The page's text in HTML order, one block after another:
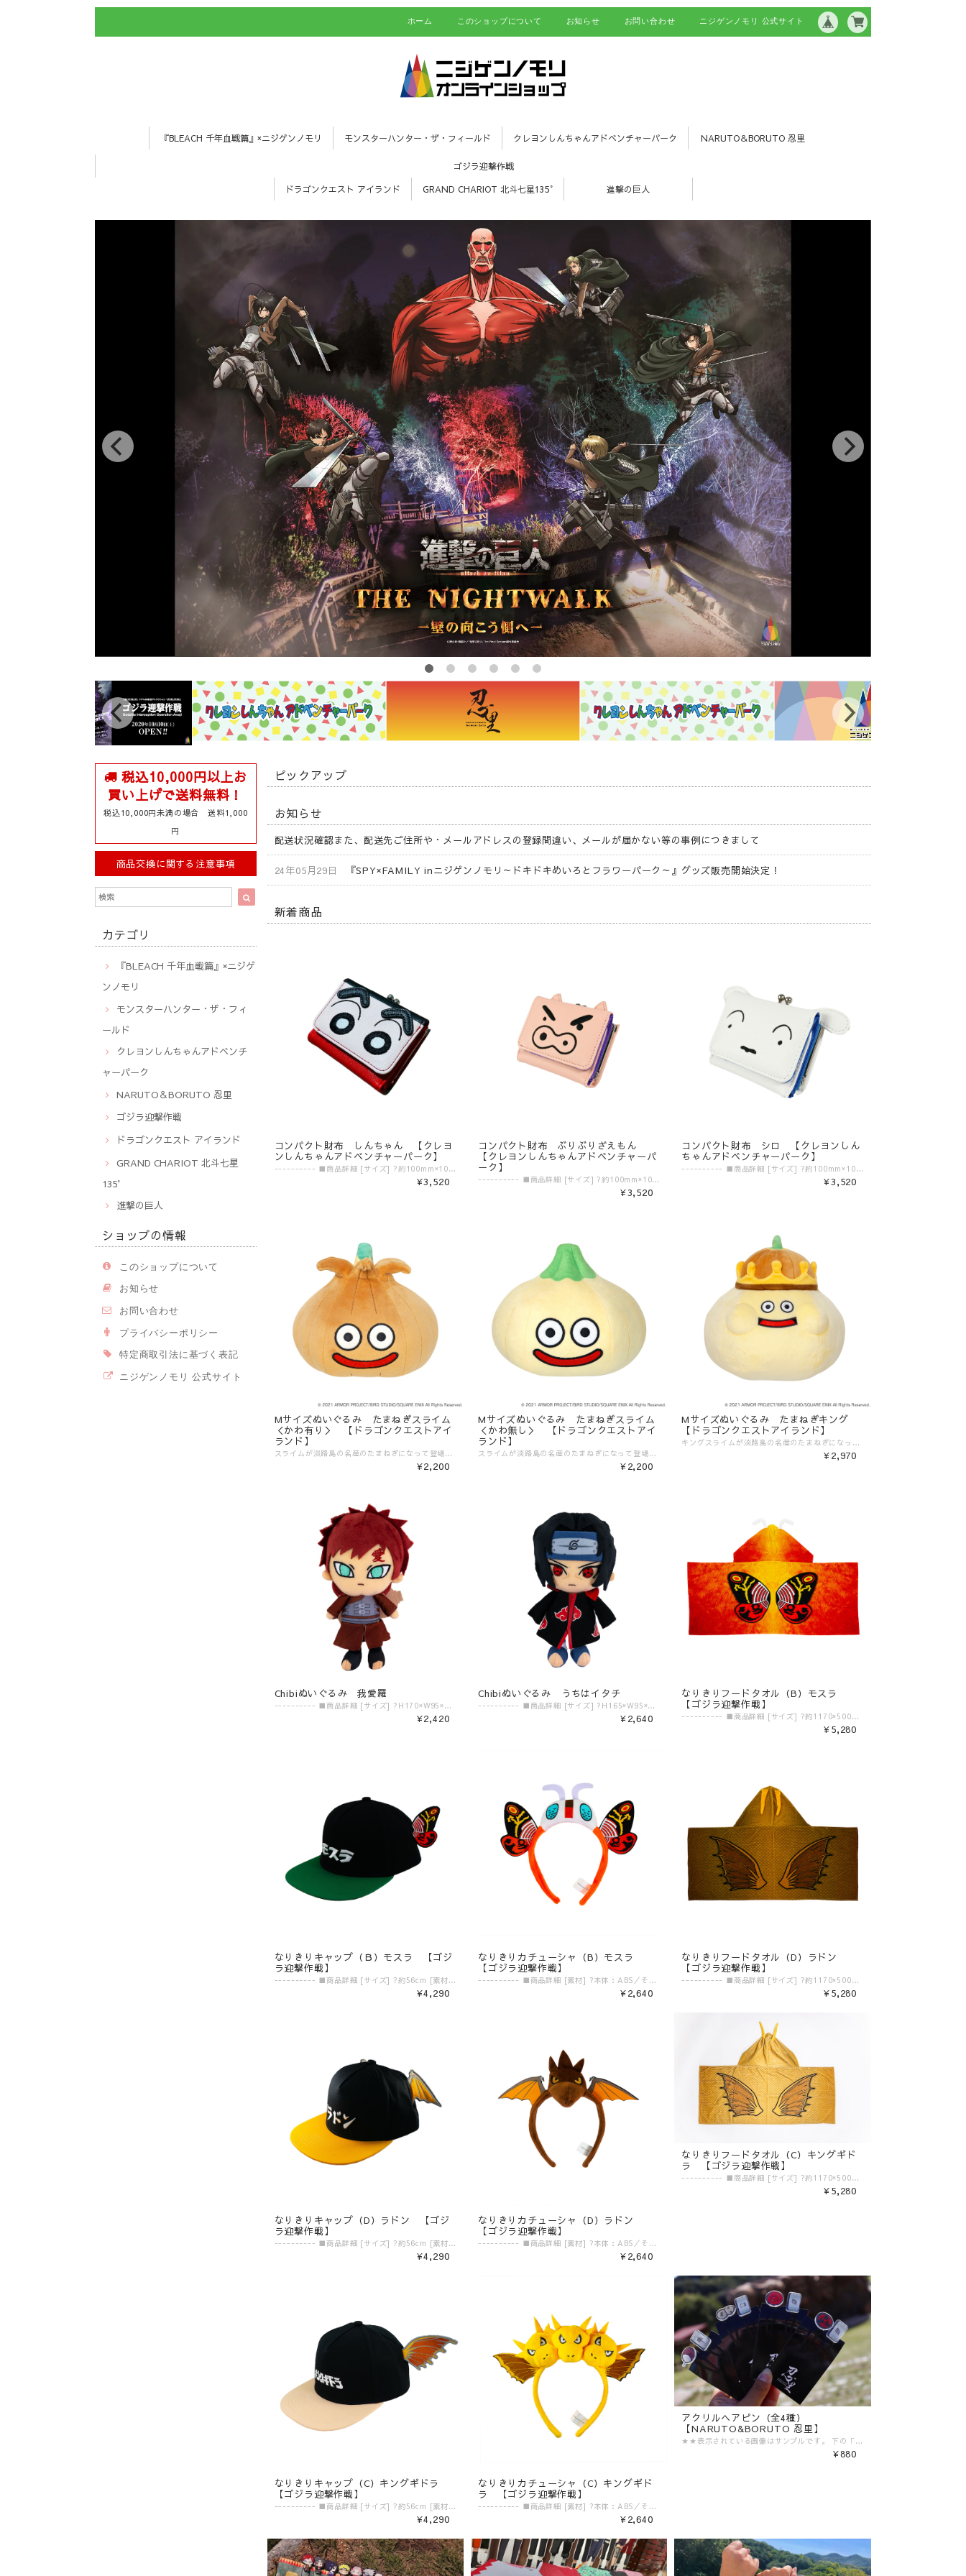
ホーム このショップについて お知らせ お問い合わせ ニジゲンノモリ 公式サイト
『BLEACH 千年血戦篇』×ニジゲンノモリ モンスターハンター・ザ・フィールド クレヨンしんちゃんアドベンチャーパーク NARUTO＆BORUTO 忍里
ゴジラ迎撃作戦
ドラゴンクエスト アイランド
GRAND CHARIOT 北斗七星135° 進撃の巨人
税込10,000円以上お
買い上げで送料無料！
税込10,000円未満の場合 送料1,000
円
商品交換に関する注意事項
カテゴリ
『BLEACH 千年血戦篇』×ニジゲ
ンノモリ
モンスターハンター・ザ・フィ
ールド
クレヨンしんちゃんアドベンチ
ャーパーク
NARUTO＆BORUTO 忍里
ゴジラ迎撃作戦
ドラゴンクエスト アイランド
GRAND CHARIOT 北斗七星
135°
進撃の巨人
ショップの情報
このショップについて
お知らせ
お問い合わせ
プライバシーポリシー
特定商取引法に基づく表記
ニジゲンノモリ 公式サイト
ピックアップ
お知らせ
配送状況確認また、配送先ご住所や・メールアドレスの登録間違い、メールが届かない等の事例につきまして
24年05月29日 『SPY×FAMILY inニジゲンノモリ～ドキドキめいろとフラワーパーク～』グッズ販売開始決定！
新着商品
コンパクト財布 しんちゃん 【クレヨ
ンしんちゃんアドベンチャーパーク】
---------- ■商品詳細 [サイズ] ?約100mm×100mm×30mm [素材] ?PU合皮 ---------- ▼ご購入前にご確認ください。▼ ‾‾‾‾‾‾‾‾‾‾‾‾‾‾‾ 〈発送目安〉 ご注文日より5日〜10日 （コンビニ決済/銀行振込の場合はご入金の確認日から5〜10日程度が発送目安となります） ※発送目安の期間内における発送日の個別のお問い合わせにはお応え致しかねます。 ※異なる注文IDの商品を一括で梱包・発送することは対応いたしかねます。ご了承ください。 ※配送業者のご指定は受けたまわっておりません。 ※配送日時のご希望に関しましては可能な範囲で対応させていただきます。ご注文状況に応じて対応ができない場合もごさいますので予めご了承ください。 ご注文時の備考欄に「日付指定希望」「ご希望の日時」をご記載ください。 ※商品発送後の住所変更は行っておりません。ご自身配送業者へご連絡をお願いいたします。 ※プレゼント梱包やラッピングは行っておりません。 〈注意事項〉 ※表示価格は税込みです。 ※商品画像はイメージです。実際の商品の色・デザインとは異なる場合がございます。 ※商品価格・デザイン・仕様・発送日など諸般の事情により、予告なく変更・延期・中止する場合がございます。 ※ご注文後、お客様のご都合によるキャンセル・交換はお受けいたしかねます。 ※在庫に関するお問い合わせ（現在の在庫数や入荷予定等）にはご対応いたしかねます。 ※商品のお届け先は日本国内のみです。 ※商品の第三者への転売やオークションでの出品・転売を固く禁止致します。転売等のトラブルに関しては、一切責任は負いかねます。 〈商品返品・交換について〉 ※不良品・ご注文商品と異なる商品が届いた場合は、商品到着後7日以内に、「お問い合わせフォーム」よりご連絡下さい。 弊社基準による良品、又は代替品との交換、在庫切れ等弊社が応じられない場合は、相当金額を返金いたします。返送、再送にかかる送料は、弊社が負担いたします。 ※原則として、お客様のご都合による購入商品の返品・交換はお受けできません。 ※初期不良に伴う交換は原則未使用に限り、商品ご到着から7日までとさせていただきます。また、ご到着後7日以内であっても、使用感の認められる商品についての交換はできかねます。ブラインド商品など、開封しないと状態がわからない商品に関しては、画像をお送りいただき判断させていただきます。 ※大量生産による若干の個体差（製品イメージを大きく損なわない程度の塗装ムラ・微細なキズ・縫製など）に関しましては交換対象外となります。 ※外袋、外箱につきましては、商品の梱包材となりますため、本体に影響を及ぼすような凹み、破損を除き、汚れや傷などでの交換は出来かねます。 ※交換対応につきましては、お客様の主観では無く、弊社にて不良の判断を行なうものであることをご理解ください。
¥3,520
コンパクト財布 ぶりぶりざえもん
【クレヨンしんちゃんアドベンチャーパ
ーク】
---------- ■商品詳細 [サイズ] ?約100mm×100mm×30mm [素材] ?PU合皮 ---------- ▼ご購入前にご確認ください。▼ ‾‾‾‾‾‾‾‾‾‾‾‾‾‾‾ 〈発送目安〉 ご注文日より5日〜10日 （コンビニ決済/銀行振込の場合はご入金の確認日から5〜10日程度が発送目安となります） ※発送目安の期間内における発送日の個別のお問い合わせにはお応え致しかねます。 ※異なる注文IDの商品を一括で梱包・発送することは対応いたしかねます。ご了承ください。 ※配送業者のご指定は受けたまわっておりません。 ※配送日時のご希望に関しましては可能な範囲で対応させていただきます。ご注文状況に応じて対応ができない場合もごさいますので予めご了承ください。 ご注文時の備考欄に「日付指定希望」「ご希望の日時」をご記載ください。 ※商品発送後の住所変更は行っておりません。ご自身配送業者へご連絡をお願いいたします。 ※プレゼント梱包やラッピングは行っておりません。 〈注意事項〉 ※表示価格は税込みです。 ※商品画像はイメージです。実際の商品の色・デザインとは異なる場合がございます。 ※商品価格・デザイン・仕様・発送日など諸般の事情により、予告なく変更・延期・中止する場合がございます。 ※ご注文後、お客様のご都合によるキャンセル・交換はお受けいたしかねます。 ※在庫に関するお問い合わせ（現在の在庫数や入荷予定等）にはご対応いたしかねます。 ※商品のお届け先は日本国内のみです。 ※商品の第三者への転売やオークションでの出品・転売を固く禁止致します。転売等のトラブルに関しては、一切責任は負いかねます。 〈商品返品・交換について〉 ※不良品・ご注文商品と異なる商品が届いた場合は、商品到着後7日以内に、「お問い合わせフォーム」よりご連絡下さい。 弊社基準による良品、又は代替品との交換、在庫切れ等弊社が応じられない場合は、相当金額を返金いたします。返送、再送にかかる送料は、弊社が負担いたします。 ※原則として、お客様のご都合による購入商品の返品・交換はお受けできません。 ※初期不良に伴う交換は原則未使用に限り、商品ご到着から7日までとさせていただきます。また、ご到着後7日以内であっても、使用感の認められる商品についての交換はできかねます。ブラインド商品など、開封しないと状態がわからない商品に関しては、画像をお送りいただき判断させていただきます。 ※大量生産による若干の個体差（製品イメージを大きく損なわない程度の塗装ムラ・微細なキズ・縫製など）に関しましては交換対象外となります。 ※外袋、外箱につきましては、商品の梱包材となりますため、本体に影響を及ぼすような凹み、破損を除き、汚れや傷などでの交換は出来かねます。 ※交換対応につきましては、お客様の主観では無く、弊社にて不良の判断を行なうものであることをご理解ください。
¥3,520
コンパクト財布 シロ 【クレヨンしん
ちゃんアドベンチャーパーク】
---------- ■商品詳細 [サイズ] ?約100mm×100mm×30mm [素材] ?PU合皮 ---------- ▼ご購入前にご確認ください。▼ ‾‾‾‾‾‾‾‾‾‾‾‾‾‾‾ 〈発送目安〉 ご注文日より5日〜10日 （コンビニ決済/銀行振込の場合はご入金の確認日から5〜10日程度が発送目安となります） ※発送目安の期間内における発送日の個別のお問い合わせにはお応え致しかねます。 ※異なる注文IDの商品を一括で梱包・発送することは対応いたしかねます。ご了承ください。 ※配送業者のご指定は受けたまわっておりません。 ※配送日時のご希望に関しましては可能な範囲で対応させていただきます。ご注文状況に応じて対応ができない場合もごさいますので予めご了承ください。 ご注文時の備考欄に「日付指定希望」「ご希望の日時」をご記載ください。 ※商品発送後の住所変更は行っておりません。ご自身配送業者へご連絡をお願いいたします。 ※プレゼント梱包やラッピングは行っておりません。 〈注意事項〉 ※表示価格は税込みです。 ※商品画像はイメージです。実際の商品の色・デザインとは異なる場合がございます。 ※商品価格・デザイン・仕様・発送日など諸般の事情により、予告なく変更・延期・中止する場合がございます。 ※ご注文後、お客様のご都合によるキャンセル・交換はお受けいたしかねます。 ※在庫に関するお問い合わせ（現在の在庫数や入荷予定等）にはご対応いたしかねます。 ※商品のお届け先は日本国内のみです。 ※商品の第三者への転売やオークションでの出品・転売を固く禁止致します。転売等のトラブルに関しては、一切責任は負いかねます。 〈商品返品・交換について〉 ※不良品・ご注文商品と異なる商品が届いた場合は、商品到着後7日以内に、「お問い合わせフォーム」よりご連絡下さい。 弊社基準による良品、又は代替品との交換、在庫切れ等弊社が応じられない場合は、相当金額を返金いたします。返送、再送にかかる送料は、弊社が負担いたします。 ※原則として、お客様のご都合による購入商品の返品・交換はお受けできません。 ※初期不良に伴う交換は原則未使用に限り、商品ご到着から7日までとさせていただきます。また、ご到着後7日以内であっても、使用感の認められる商品についての交換はできかねます。ブラインド商品など、開封しないと状態がわからない商品に関しては、画像をお送りいただき判断させていただきます。 ※大量生産による若干の個体差（製品イメージを大きく損なわない程度の塗装ムラ・微細なキズ・縫製など）に関しましては交換対象外となります。 ※外袋、外箱につきましては、商品の梱包材となりますため、本体に影響を及ぼすような凹み、破損を除き、汚れや傷などでの交換は出来かねます。 ※交換対応につきましては、お客様の主観では無く、弊社にて不良の判断を行なうものであることをご理解ください。
¥3,520
Mサイズぬいぐるみ たまねぎスライム
＜かわ有り＞ 【ドラゴンクエストアイ
ランド】
スライムが淡路島の名産のたまねぎになって登場！？ 兵庫県立淡路島公園アニメパーク「ニジゲンノモリ」で開催される「ドラゴンクエスト」の世界を再現したフィールドRPGアトラクション『ドラゴンクエスト アイランド』に登場するオリジナルモンスター「たまねぎスライム」です。 ＜かわ有り＞デザインで、芽が飛び出しているユニークな仕様になっています。 ---------- ■商品詳細 [サイズ] ?幅約160㎜×奥行約140㎜×高さ約140㎜ [素材] ?ポリエステル [発売元] ?（株）スクウェア・エニックス ---------- ▼ご購入前にご確認ください。▼ ‾‾‾‾‾‾‾‾‾‾‾‾‾‾‾ 〈発送目安〉 ご注文日より5日〜10日 （コンビニ決済/銀行振込の場合はご入金の確認日から5〜10日程度が発送目安となります） ※発送目安の期間内における発送日の個別のお問い合わせにはお応え致しかねます。 ※異なる注文IDの商品を一括で梱包・発送することは対応いたしかねます。ご了承ください。 ※配送業者のご指定は受けたまわっておりません。 ※配送日時のご希望に関しましては可能な範囲で対応させていただきます。ご注文状況に応じて対応ができない場合もごさいますので予めご了承ください。 ご注文時の備考欄に「日付指定希望」「ご希望の日時」をご記載ください。 ※商品発送後の住所変更は行っておりません。ご自身配送業者へご連絡をお願いいたします。 ※プレゼント梱包やラッピングは行っておりません。 〈注意事項〉 ※表示価格は税込みです。 ※商品画像はイメージです。実際の商品の色・デザインとは異なる場合がございます。 ※商品価格・デザイン・仕様・発送日など諸般の事情により、予告なく変更・延期・中止する場合がございます。 ※ご注文後、お客様のご都合によるキャンセル・交換はお受けいたしかねます。 ※在庫に関するお問い合わせ（現在の在庫数や入荷予定等）にはご対応いたしかねます。 ※商品のお届け先は日本国内のみです。 ※商品の第三者への転売やオークションでの出品・転売を固く禁止致します。転売等のトラブルに関しては、一切責任は負いかねます。 〈商品返品・交換について〉 ※不良品・ご注文商品と異なる商品が届いた場合は、商品到着後7日以内に、「お問い合わせフォーム」よりご連絡下さい。 弊社基準による良品、又は代替品との交換、在庫切れ等弊社が応じられない場合は、相当金額を返金いたします。返送、再送にかかる送料は、弊社が負担いたします。 ※原則として、お客様のご都合による購入商品の返品・交換はお受けできません。 ※初期不良に伴う交換は原則未使用に限り、商品ご到着から7日までとさせていただきます。また、ご到着後7日以内であっても、使用感の認められる商品についての交換はできかねます。ブラインド商品など、開封しないと状態がわからない商品に関しては、画像をお送りいただき判断させていただきます。 ※大量生産による若干の個体差（製品イメージを大きく損なわない程度の塗装ムラ・微細なキズ・縫製など）に関しましては交換対象外となります。 ※外袋、外箱につきましては、商品の梱包材となりますため、本体に影響を及ぼすような凹み、破損を除き、汚れや傷などでの交換は出来かねます。 ※交換対応につきましては、お客様の主観では無く、弊社にて不良の判断を行なうものであることをご理解ください。
¥2,200
Mサイズぬいぐるみ たまねぎスライム
＜かわ無し＞ 【ドラゴンクエストアイ
ランド】
スライムが淡路島の名産のたまねぎになって登場！？ 兵庫県立淡路島公園アニメパーク「ニジゲンノモリ」で開催される「ドラゴンクエスト」の世界を再現したフィールドRPGアトラクション『ドラゴンクエスト アイランド』に登場するオリジナルモンスター「たまねぎスライム」です。 ＜かわ無し＞デザインで、たまねぎのスジを刺繍で表現した細かい作りのぬいぐるみになっています。 ●製品サイズ：幅約160㎜×奥行約:140㎜×高さ140㎜ ●使用素材：ポリエステル ▼ご購入前にご確認ください。▼ ‾‾‾‾‾‾‾‾‾‾‾‾‾‾‾ 〈発送目安〉 ご注文日より5日〜10日 （コンビニ決済/銀行振込の場合はご入金の確認日から5〜10日程度が発送目安となります） ※発送目安の期間内における発送日の個別のお問い合わせにはお応え致しかねます。 ※異なる注文IDの商品を一括で梱包・発送することは対応いたしかねます。ご了承ください。 ※配送業者のご指定は受けたまわっておりません。 ※配送日時のご希望に関しましては可能な範囲で対応させていただきます。ご注文状況に応じて対応ができない場合もごさいますので予めご了承ください。 ご注文時の備考欄に「日付指定希望」「ご希望の日時」をご記載ください。 ※商品発送後の住所変更は行っておりません。ご自身配送業者へご連絡をお願いいたします。 ※プレゼント梱包やラッピングは行っておりません。 〈注意事項〉 ※表示価格は税込みです。 ※商品画像はイメージです。実際の商品の色・デザインとは異なる場合がございます。 ※商品価格・デザイン・仕様・発送日など諸般の事情により、予告なく変更・延期・中止する場合がございます。 ※ご注文後、お客様のご都合によるキャンセル・交換はお受けいたしかねます。 ※在庫に関するお問い合わせ（現在の在庫数や入荷予定等）にはご対応いたしかねます。 ※商品のお届け先は日本国内のみです。 ※商品の第三者への転売やオークションでの出品・転売を固く禁止致します。転売等のトラブルに関しては、一切責任は負いかねます。 〈商品返品・交換について〉 ※不良品・ご注文商品と異なる商品が届いた場合は、商品到着後7日以内に、「お問い合わせフォーム」よりご連絡下さい。 弊社基準による良品、又は代替品との交換、在庫切れ等弊社が応じられない場合は、相当金額を返金いたします。返送、再送にかかる送料は、弊社が負担いたします。 ※原則として、お客様のご都合による購入商品の返品・交換はお受けできません。 ※初期不良に伴う交換は原則未使用に限り、商品ご到着から7日までとさせていただきます。また、ご到着後7日以内であっても、使用感の認められる商品についての交換はできかねます。ブラインド商品など、開封しないと状態がわからない商品に関しては、画像をお送りいただき判断させていただきます。 ※大量生産による若干の個体差（製品イメージを大きく損なわない程度の塗装ムラ・微細なキズ・縫製など）に関しましては交換対象外となります。 ※外袋、外箱につきましては、商品の梱包材となりますため、本体に影響を及ぼすような凹み、破損を除き、汚れや傷などでの交換は出来かねます。 ※交換対応につきましては、お客様の主観では無く、弊社にて不良の判断を行なうものであることをご理解ください。
¥2,200
Mサイズぬいぐるみ たまねぎキング
【ドラゴンクエストアイランド】
キングスライムが淡路島の名産のたまねぎになって登場！？ 兵庫県立淡路島公園アニメパーク「ニジゲンノモリ」で開催される「ドラゴンクエスト」の世界を再現したフィールドRPGアトラクション『ドラゴンクエスト アイランド』に登場するオリジナルモンスター「たまねぎキング」です。 王冠までたまねぎになったユニークなデザインです。 ---------- ■商品詳細 [サイズ] ?幅約210㎜×奥行約190㎜×高さ約200㎜ [素材] ?ポリエステル [発売元] ?（株）スクウェア・エニックス ---------- ▼ご購入前にご確認ください。▼ ‾‾‾‾‾‾‾‾‾‾‾‾‾‾‾ 〈発送目安〉 ご注文日より5日〜10日 （コンビニ決済/銀行振込の場合はご入金の確認日から5〜10日程度が発送目安となります） ※発送目安の期間内における発送日の個別のお問い合わせにはお応え致しかねます。 ※異なる注文IDの商品を一括で梱包・発送することは対応いたしかねます。ご了承ください。 ※配送業者のご指定は受けたまわっておりません。 ※配送日時のご希望に関しましては可能な範囲で対応させていただきます。ご注文状況に応じて対応ができない場合もごさいますので予めご了承ください。 ご注文時の備考欄に「日付指定希望」「ご希望の日時」をご記載ください。 ※商品発送後の住所変更は行っておりません。ご自身配送業者へご連絡をお願いいたします。 ※プレゼント梱包やラッピングは行っておりません。 〈注意事項〉 ※表示価格は税込みです。 ※商品画像はイメージです。実際の商品の色・デザインとは異なる場合がございます。 ※商品価格・デザイン・仕様・発送日など諸般の事情により、予告なく変更・延期・中止する場合がございます。 ※ご注文後、お客様のご都合によるキャンセル・交換はお受けいたしかねます。 ※在庫に関するお問い合わせ（現在の在庫数や入荷予定等）にはご対応いたしかねます。 ※商品のお届け先は日本国内のみです。 ※商品の第三者への転売やオークションでの出品・転売を固く禁止致します。転売等のトラブルに関しては、一切責任は負いかねます。 〈商品返品・交換について〉 ※不良品・ご注文商品と異なる商品が届いた場合は、商品到着後7日以内に、「お問い合わせフォーム」よりご連絡下さい。 弊社基準による良品、又は代替品との交換、在庫切れ等弊社が応じられない場合は、相当金額を返金いたします。返送、再送にかかる送料は、弊社が負担いたします。 ※原則として、お客様のご都合による購入商品の返品・交換はお受けできません。 ※初期不良に伴う交換は原則未使用に限り、商品ご到着から7日までとさせていただきます。また、ご到着後7日以内であっても、使用感の認められる商品についての交換はできかねます。ブラインド商品など、開封しないと状態がわからない商品に関しては、画像をお送りいただき判断させていただきます。 ※大量生産による若干の個体差（製品イメージを大きく損なわない程度の塗装ムラ・微細なキズ・縫製など）に関しましては交換対象外となります。 ※外袋、外箱につきましては、商品の梱包材となりますため、本体に影響を及ぼすような凹み、破損を除き、汚れや傷などでの交換は出来かねます。 ※交換対応につきましては、お客様の主観では無く、弊社にて不良の判断を行なうものであることをご理解ください。
¥2,970
Chibiぬいぐるみ 我愛羅
---------- ■商品詳細 [サイズ] ?H170×W95×D80㎜ [素材] ?ポリエステル ---------- ★グッズ購入ノベルティ★ 【NARUTO＆BORUTO 忍里】コラボグッズを購入していただいた方限定、税込2,000円毎にオリジナルクリアポストカード（全5種）をランダムで1枚プレゼント！ 特典カードのデザインはこちら→https://shop.nijigennomori.com/blog/2023/11/20/064117 ※対象商品の合計金額が税込2,000円ごとに1枚ずつのお渡しです。 （税込2,000円→1枚、税込4,000円→2枚、・・・） ※別々のご注文の金額を合算して特典をお渡しすることはできません。 ※【NARUTO＆BORUTO 忍里】のコラボグッズのみ対象です。その他商品の金額は【NARUTO＆BORUTO 忍里】の特典対象には含まれませんのでお気をつけください。 ※送料は特典の対象金額に含まれません。 ※絵柄はお選びいただけません。また、ランダムの都合上、同じ絵柄が続けて出る場合がございます。 ※こちらの特典はご購入商品と一緒の箱に梱包してお届けいたします。 ▼ご購入前にご確認ください。▼ ‾‾‾‾‾‾‾‾‾‾‾‾‾‾‾ 〈発送目安〉 ご注文日より5日〜10日 （コンビニ決済/銀行振込の場合はご入金の確認日から5〜10日程度が発送目安となります） ※発送目安の期間内における発送日の個別のお問い合わせにはお応え致しかねます。 ※異なる注文IDの商品を一括で梱包・発送することは対応いたしかねます。ご了承ください。 ※配送業者のご指定は受けたまわっておりません。 ※配送日時のご希望に関しましては可能な範囲で対応させていただきます。ご注文状況に応じて対応ができない場合もごさいますので予めご了承ください。 ご注文時の備考欄に「日付指定希望」「ご希望の日時」をご記載ください。 ※商品発送後の住所変更は行っておりません。ご自身配送業者へご連絡をお願いいたします。 ※プレゼント梱包やラッピングは行っておりません。 〈注意事項〉 ※表示価格は税込みです。 ※商品画像はイメージです。実際の商品の色・デザインとは異なる場合がございます。 ※商品価格・デザイン・仕様・発送日など諸般の事情により、予告なく変更・延期・中止する場合がございます。 ※ご注文後、お客様のご都合によるキャンセル・交換はお受けいたしかねます。 ※在庫に関するお問い合わせ（現在の在庫数や入荷予定等）にはご対応いたしかねます。 ※商品のお届け先は日本国内のみです。 ※商品の第三者への転売やオークションでの出品・転売を固く禁止致します。転売等のトラブルに関しては、一切責任は負いかねます。 〈商品返品・交換について〉 ※不良品・ご注文商品と異なる商品が届いた場合は、商品到着後7日以内に、「お問い合わせフォーム」よりご連絡下さい。 弊社基準による良品、又は代替品との交換、在庫切れ等弊社が応じられない場合は、相当金額を返金いたします。返送、再送にかかる送料は、弊社が負担いたします。 ※原則として、お客様のご都合による購入商品の返品・交換はお受けできません。 ※初期不良に伴う交換は原則未使用に限り、商品ご到着から7日までとさせていただきます。また、ご到着後7日以内であっても、使用感の認められる商品についての交換はできかねます。ブラインド商品など、開封しないと状態がわからない商品に関しては、画像をお送りいただき判断させていただきます。 ※大量生産による若干の個体差（製品イメージを大きく損なわない程度の塗装ムラ・微細なキズ・縫製など）に関しましては交換対象外となります。 ※外袋、外箱につきましては、商品の梱包材となりますため、本体に影響を及ぼすような凹み、破損を除き、汚れや傷などでの交換は出来かねます。 ※交換対応につきましては、お客様の主観では無く、弊社にて不良の判断を行なうものであることをご理解ください。
¥2,420
Chibiぬいぐるみ うちはイタチ
---------- ■商品詳細 [サイズ] ?H165×W95×D80㎜ [素材] ?ポリエステル ---------- ★グッズ購入ノベルティ★ 【NARUTO＆BORUTO 忍里】コラボグッズを購入していただいた方限定、税込2,000円毎にオリジナルクリアポストカード（全5種）をランダムで1枚プレゼント！ 特典カードのデザインはこちら→https://shop.nijigennomori.com/blog/2023/11/20/064117 ※対象商品の合計金額が税込2,000円ごとに1枚ずつのお渡しです。 （税込2,000円→1枚、税込4,000円→2枚、・・・） ※別々のご注文の金額を合算して特典をお渡しすることはできません。 ※【NARUTO＆BORUTO 忍里】のコラボグッズのみ対象です。その他商品の金額は【NARUTO＆BORUTO 忍里】の特典対象には含まれませんのでお気をつけください。 ※送料は特典の対象金額に含まれません。 ※絵柄はお選びいただけません。また、ランダムの都合上、同じ絵柄が続けて出る場合がございます。 ※こちらの特典はご購入商品と一緒の箱に梱包してお届けいたします。 ▼ご購入前にご確認ください。▼ ‾‾‾‾‾‾‾‾‾‾‾‾‾‾‾ 〈発送目安〉 ご注文日より5日〜10日 （コンビニ決済/銀行振込の場合はご入金の確認日から5〜10日程度が発送目安となります） ※発送目安の期間内における発送日の個別のお問い合わせにはお応え致しかねます。 ※異なる注文IDの商品を一括で梱包・発送することは対応いたしかねます。ご了承ください。 ※配送業者のご指定は受けたまわっておりません。 ※配送日時のご希望に関しましては可能な範囲で対応させていただきます。ご注文状況に応じて対応ができない場合もごさいますので予めご了承ください。 ご注文時の備考欄に「日付指定希望」「ご希望の日時」をご記載ください。 ※商品発送後の住所変更は行っておりません。ご自身配送業者へご連絡をお願いいたします。 ※プレゼント梱包やラッピングは行っておりません。 〈注意事項〉 ※表示価格は税込みです。 ※商品画像はイメージです。実際の商品の色・デザインとは異なる場合がございます。 ※商品価格・デザイン・仕様・発送日など諸般の事情により、予告なく変更・延期・中止する場合がございます。 ※ご注文後、お客様のご都合によるキャンセル・交換はお受けいたしかねます。 ※在庫に関するお問い合わせ（現在の在庫数や入荷予定等）にはご対応いたしかねます。 ※商品のお届け先は日本国内のみです。 ※商品の第三者への転売やオークションでの出品・転売を固く禁止致します。転売等のトラブルに関しては、一切責任は負いかねます。 〈商品返品・交換について〉 ※不良品・ご注文商品と異なる商品が届いた場合は、商品到着後7日以内に、「お問い合わせフォーム」よりご連絡下さい。 弊社基準による良品、又は代替品との交換、在庫切れ等弊社が応じられない場合は、相当金額を返金いたします。返送、再送にかかる送料は、弊社が負担いたします。 ※原則として、お客様のご都合による購入商品の返品・交換はお受けできません。 ※初期不良に伴う交換は原則未使用に限り、商品ご到着から7日までとさせていただきます。また、ご到着後7日以内であっても、使用感の認められる商品についての交換はできかねます。ブラインド商品など、開封しないと状態がわからない商品に関しては、画像をお送りいただき判断させていただきます。 ※大量生産による若干の個体差（製品イメージを大きく損なわない程度の塗装ムラ・微細なキズ・縫製など）に関しましては交換対象外となります。 ※外袋、外箱につきましては、商品の梱包材となりますため、本体に影響を及ぼすような凹み、破損を除き、汚れや傷などでの交換は出来かねます。 ※交換対応につきましては、お客様の主観では無く、弊社にて不良の判断を行なうものであることをご理解ください。
¥2,640
なりきりフードタオル（B）モスラ
【ゴジラ迎撃作戦】
---------- ■商品詳細 [サイズ] ?約1170×500mm [素材] ?綿100％ ---------- ▼ご購入前にご確認ください。▼ ‾‾‾‾‾‾‾‾‾‾‾‾‾‾‾ 〈発送目安〉 ご注文日より5日〜10日 （コンビニ決済/銀行振込の場合はご入金の確認日から5〜10日程度が発送目安となります） ※発送目安の期間内における発送日の個別のお問い合わせにはお応え致しかねます。 ※異なる注文IDの商品を一括で梱包・発送することは対応いたしかねます。ご了承ください。 ※配送業者のご指定は受けたまわっておりません。 ※配送日時のご希望に関しましては可能な範囲で対応させていただきます。ご注文状況に応じて対応ができない場合もごさいますので予めご了承ください。 ご注文時の備考欄に「日付指定希望」「ご希望の日時」をご記載ください。 ※商品発送後の住所変更は行っておりません。ご自身配送業者へご連絡をお願いいたします。 ※プレゼント梱包やラッピングは行っておりません。 〈注意事項〉 ※表示価格は税込みです。 ※商品画像はイメージです。実際の商品の色・デザインとは異なる場合がございます。 ※商品価格・デザイン・仕様・発送日など諸般の事情により、予告なく変更・延期・中止する場合がございます。 ※ご注文後、お客様のご都合によるキャンセル・交換はお受けいたしかねます。 ※在庫に関するお問い合わせ（現在の在庫数や入荷予定等）にはご対応いたしかねます。 ※商品のお届け先は日本国内のみです。 ※商品の第三者への転売やオークションでの出品・転売を固く禁止致します。転売等のトラブルに関しては、一切責任は負いかねます。 〈商品返品・交換について〉 ※不良品・ご注文商品と異なる商品が届いた場合は、商品到着後7日以内に、「お問い合わせフォーム」よりご連絡下さい。 弊社基準による良品、又は代替品との交換、在庫切れ等弊社が応じられない場合は、相当金額を返金いたします。返送、再送にかかる送料は、弊社が負担いたします。 ※原則として、お客様のご都合による購入商品の返品・交換はお受けできません。 ※初期不良に伴う交換は原則未使用に限り、商品ご到着から7日までとさせていただきます。また、ご到着後7日以内であっても、使用感の認められる商品についての交換はできかねます。ブラインド商品など、開封しないと状態がわからない商品に関しては、画像をお送りいただき判断させていただきます。 ※大量生産による若干の個体差（製品イメージを大きく損なわない程度の塗装ムラ・微細なキズ・縫製など）に関しましては交換対象外となります。 ※外袋、外箱につきましては、商品の梱包材となりますため、本体に影響を及ぼすような凹み、破損を除き、汚れや傷などでの交換は出来かねます。 ※交換対応につきましては、お客様の主観では無く、弊社にて不良の判断を行なうものであることをご理解ください。
¥5,280
なりきりキャップ（Ｂ）モスラ 【ゴジ
ラ迎撃作戦】
---------- ■商品詳細 [サイズ] ?約56cm [素材] ?綿、ポリエステル ---------- ▼ご購入前にご確認ください。▼ ‾‾‾‾‾‾‾‾‾‾‾‾‾‾‾ 〈発送目安〉 ご注文日より5日〜10日 （コンビニ決済/銀行振込の場合はご入金の確認日から5〜10日程度が発送目安となります） ※発送目安の期間内における発送日の個別のお問い合わせにはお応え致しかねます。 ※異なる注文IDの商品を一括で梱包・発送することは対応いたしかねます。ご了承ください。 ※配送業者のご指定は受けたまわっておりません。 ※配送日時のご希望に関しましては可能な範囲で対応させていただきます。ご注文状況に応じて対応ができない場合もごさいますので予めご了承ください。 ご注文時の備考欄に「日付指定希望」「ご希望の日時」をご記載ください。 ※商品発送後の住所変更は行っておりません。ご自身配送業者へご連絡をお願いいたします。 ※プレゼント梱包やラッピングは行っておりません。 〈注意事項〉 ※表示価格は税込みです。 ※商品画像はイメージです。実際の商品の色・デザインとは異なる場合がございます。 ※商品価格・デザイン・仕様・発送日など諸般の事情により、予告なく変更・延期・中止する場合がございます。 ※ご注文後、お客様のご都合によるキャンセル・交換はお受けいたしかねます。 ※在庫に関するお問い合わせ（現在の在庫数や入荷予定等）にはご対応いたしかねます。 ※商品のお届け先は日本国内のみです。 ※商品の第三者への転売やオークションでの出品・転売を固く禁止致します。転売等のトラブルに関しては、一切責任は負いかねます。 〈商品返品・交換について〉 ※不良品・ご注文商品と異なる商品が届いた場合は、商品到着後7日以内に、「お問い合わせフォーム」よりご連絡下さい。 弊社基準による良品、又は代替品との交換、在庫切れ等弊社が応じられない場合は、相当金額を返金いたします。返送、再送にかかる送料は、弊社が負担いたします。 ※原則として、お客様のご都合による購入商品の返品・交換はお受けできません。 ※初期不良に伴う交換は原則未使用に限り、商品ご到着から7日までとさせていただきます。また、ご到着後7日以内であっても、使用感の認められる商品についての交換はできかねます。ブラインド商品など、開封しないと状態がわからない商品に関しては、画像をお送りいただき判断させていただきます。 ※大量生産による若干の個体差（製品イメージを大きく損なわない程度の塗装ムラ・微細なキズ・縫製など）に関しましては交換対象外となります。 ※外袋、外箱につきましては、商品の梱包材となりますため、本体に影響を及ぼすような凹み、破損を除き、汚れや傷などでの交換は出来かねます。 ※交換対応につきましては、お客様の主観では無く、弊社にて不良の判断を行なうものであることをご理解ください。
¥4,290
なりきりカチューシャ（B）モスラ
【ゴジラ迎撃作戦】
---------- ■商品詳細 [素材] ?本体：ABS／その他：ポリエステル ---------- ▼ご購入前にご確認ください。▼ ‾‾‾‾‾‾‾‾‾‾‾‾‾‾‾ 〈発送目安〉 ご注文日より5日〜10日 （コンビニ決済/銀行振込の場合はご入金の確認日から5〜10日程度が発送目安となります） ※発送目安の期間内における発送日の個別のお問い合わせにはお応え致しかねます。 ※異なる注文IDの商品を一括で梱包・発送することは対応いたしかねます。ご了承ください。 ※配送業者のご指定は受けたまわっておりません。 ※配送日時のご希望に関しましては可能な範囲で対応させていただきます。ご注文状況に応じて対応ができない場合もごさいますので予めご了承ください。 ご注文時の備考欄に「日付指定希望」「ご希望の日時」をご記載ください。 ※商品発送後の住所変更は行っておりません。ご自身配送業者へご連絡をお願いいたします。 ※プレゼント梱包やラッピングは行っておりません。 〈注意事項〉 ※表示価格は税込みです。 ※商品画像はイメージです。実際の商品の色・デザインとは異なる場合がございます。 ※商品価格・デザイン・仕様・発送日など諸般の事情により、予告なく変更・延期・中止する場合がございます。 ※ご注文後、お客様のご都合によるキャンセル・交換はお受けいたしかねます。 ※在庫に関するお問い合わせ（現在の在庫数や入荷予定等）にはご対応いたしかねます。 ※商品のお届け先は日本国内のみです。 ※商品の第三者への転売やオークションでの出品・転売を固く禁止致します。転売等のトラブルに関しては、一切責任は負いかねます。 〈商品返品・交換について〉 ※不良品・ご注文商品と異なる商品が届いた場合は、商品到着後7日以内に、「お問い合わせフォーム」よりご連絡下さい。 弊社基準による良品、又は代替品との交換、在庫切れ等弊社が応じられない場合は、相当金額を返金いたします。返送、再送にかかる送料は、弊社が負担いたします。 ※原則として、お客様のご都合による購入商品の返品・交換はお受けできません。 ※初期不良に伴う交換は原則未使用に限り、商品ご到着から7日までとさせていただきます。また、ご到着後7日以内であっても、使用感の認められる商品についての交換はできかねます。ブラインド商品など、開封しないと状態がわからない商品に関しては、画像をお送りいただき判断させていただきます。 ※大量生産による若干の個体差（製品イメージを大きく損なわない程度の塗装ムラ・微細なキズ・縫製など）に関しましては交換対象外となります。 ※外袋、外箱につきましては、商品の梱包材となりますため、本体に影響を及ぼすような凹み、破損を除き、汚れや傷などでの交換は出来かねます。 ※交換対応につきましては、お客様の主観では無く、弊社にて不良の判断を行なうものであることをご理解ください。
¥2,640
なりきりフードタオル（D）ラドン
【ゴジラ迎撃作戦】
---------- ■商品詳細 [サイズ] ?約1170×500mm [素材] ?綿100％ ---------- ▼ご購入前にご確認ください。▼ ‾‾‾‾‾‾‾‾‾‾‾‾‾‾‾ 〈発送目安〉 ご注文日より5日〜10日 （コンビニ決済/銀行振込の場合はご入金の確認日から5〜10日程度が発送目安となります） ※発送目安の期間内における発送日の個別のお問い合わせにはお応え致しかねます。 ※異なる注文IDの商品を一括で梱包・発送することは対応いたしかねます。ご了承ください。 ※配送業者のご指定は受けたまわっておりません。 ※配送日時のご希望に関しましては可能な範囲で対応させていただきます。ご注文状況に応じて対応ができない場合もごさいますので予めご了承ください。 ご注文時の備考欄に「日付指定希望」「ご希望の日時」をご記載ください。 ※商品発送後の住所変更は行っておりません。ご自身配送業者へご連絡をお願いいたします。 ※プレゼント梱包やラッピングは行っておりません。 〈注意事項〉 ※表示価格は税込みです。 ※商品画像はイメージです。実際の商品の色・デザインとは異なる場合がございます。 ※商品価格・デザイン・仕様・発送日など諸般の事情により、予告なく変更・延期・中止する場合がございます。 ※ご注文後、お客様のご都合によるキャンセル・交換はお受けいたしかねます。 ※在庫に関するお問い合わせ（現在の在庫数や入荷予定等）にはご対応いたしかねます。 ※商品のお届け先は日本国内のみです。 ※商品の第三者への転売やオークションでの出品・転売を固く禁止致します。転売等のトラブルに関しては、一切責任は負いかねます。 〈商品返品・交換について〉 ※不良品・ご注文商品と異なる商品が届いた場合は、商品到着後7日以内に、「お問い合わせフォーム」よりご連絡下さい。 弊社基準による良品、又は代替品との交換、在庫切れ等弊社が応じられない場合は、相当金額を返金いたします。返送、再送にかかる送料は、弊社が負担いたします。 ※原則として、お客様のご都合による購入商品の返品・交換はお受けできません。 ※初期不良に伴う交換は原則未使用に限り、商品ご到着から7日までとさせていただきます。また、ご到着後7日以内であっても、使用感の認められる商品についての交換はできかねます。ブラインド商品など、開封しないと状態がわからない商品に関しては、画像をお送りいただき判断させていただきます。 ※大量生産による若干の個体差（製品イメージを大きく損なわない程度の塗装ムラ・微細なキズ・縫製など）に関しましては交換対象外となります。 ※外袋、外箱につきましては、商品の梱包材となりますため、本体に影響を及ぼすような凹み、破損を除き、汚れや傷などでの交換は出来かねます。 ※交換対応につきましては、お客様の主観では無く、弊社にて不良の判断を行なうものであることをご理解ください。
¥5,280
なりきりキャップ（D）ラドン 【ゴジ
ラ迎撃作戦】
---------- ■商品詳細 [サイズ] ?約56cm [素材] ?綿、ポリエステル ---------- ▼ご購入前にご確認ください。▼ ‾‾‾‾‾‾‾‾‾‾‾‾‾‾‾ 〈発送目安〉 ご注文日より5日〜10日 （コンビニ決済/銀行振込の場合はご入金の確認日から5〜10日程度が発送目安となります） ※発送目安の期間内における発送日の個別のお問い合わせにはお応え致しかねます。 ※異なる注文IDの商品を一括で梱包・発送することは対応いたしかねます。ご了承ください。 ※配送業者のご指定は受けたまわっておりません。 ※配送日時のご希望に関しましては可能な範囲で対応させていただきます。ご注文状況に応じて対応ができない場合もごさいますので予めご了承ください。 ご注文時の備考欄に「日付指定希望」「ご希望の日時」をご記載ください。 ※商品発送後の住所変更は行っておりません。ご自身配送業者へご連絡をお願いいたします。 ※プレゼント梱包やラッピングは行っておりません。 〈注意事項〉 ※表示価格は税込みです。 ※商品画像はイメージです。実際の商品の色・デザインとは異なる場合がございます。 ※商品価格・デザイン・仕様・発送日など諸般の事情により、予告なく変更・延期・中止する場合がございます。 ※ご注文後、お客様のご都合によるキャンセル・交換はお受けいたしかねます。 ※在庫に関するお問い合わせ（現在の在庫数や入荷予定等）にはご対応いたしかねます。 ※商品のお届け先は日本国内のみです。 ※商品の第三者への転売やオークションでの出品・転売を固く禁止致します。転売等のトラブルに関しては、一切責任は負いかねます。 〈商品返品・交換について〉 ※不良品・ご注文商品と異なる商品が届いた場合は、商品到着後7日以内に、「お問い合わせフォーム」よりご連絡下さい。 弊社基準による良品、又は代替品との交換、在庫切れ等弊社が応じられない場合は、相当金額を返金いたします。返送、再送にかかる送料は、弊社が負担いたします。 ※原則として、お客様のご都合による購入商品の返品・交換はお受けできません。 ※初期不良に伴う交換は原則未使用に限り、商品ご到着から7日までとさせていただきます。また、ご到着後7日以内であっても、使用感の認められる商品についての交換はできかねます。ブラインド商品など、開封しないと状態がわからない商品に関しては、画像をお送りいただき判断させていただきます。 ※大量生産による若干の個体差（製品イメージを大きく損なわない程度の塗装ムラ・微細なキズ・縫製など）に関しましては交換対象外となります。 ※外袋、外箱につきましては、商品の梱包材となりますため、本体に影響を及ぼすような凹み、破損を除き、汚れや傷などでの交換は出来かねます。 ※交換対応につきましては、お客様の主観では無く、弊社にて不良の判断を行なうものであることをご理解ください。
¥4,290
なりきりカチューシャ（D）ラドン
【ゴジラ迎撃作戦】
---------- ■商品詳細 [素材] ?本体：ABS／その他：ポリエステル ---------- ▼ご購入前にご確認ください。▼ ‾‾‾‾‾‾‾‾‾‾‾‾‾‾‾ 〈発送目安〉 ご注文日より5日〜10日 （コンビニ決済/銀行振込の場合はご入金の確認日から5〜10日程度が発送目安となります） ※発送目安の期間内における発送日の個別のお問い合わせにはお応え致しかねます。 ※異なる注文IDの商品を一括で梱包・発送することは対応いたしかねます。ご了承ください。 ※配送業者のご指定は受けたまわっておりません。 ※配送日時のご希望に関しましては可能な範囲で対応させていただきます。ご注文状況に応じて対応ができない場合もごさいますので予めご了承ください。 ご注文時の備考欄に「日付指定希望」「ご希望の日時」をご記載ください。 ※商品発送後の住所変更は行っておりません。ご自身配送業者へご連絡をお願いいたします。 ※プレゼント梱包やラッピングは行っておりません。 〈注意事項〉 ※表示価格は税込みです。 ※商品画像はイメージです。実際の商品の色・デザインとは異なる場合がございます。 ※商品価格・デザイン・仕様・発送日など諸般の事情により、予告なく変更・延期・中止する場合がございます。 ※ご注文後、お客様のご都合によるキャンセル・交換はお受けいたしかねます。 ※在庫に関するお問い合わせ（現在の在庫数や入荷予定等）にはご対応いたしかねます。 ※商品のお届け先は日本国内のみです。 ※商品の第三者への転売やオークションでの出品・転売を固く禁止致します。転売等のトラブルに関しては、一切責任は負いかねます。 〈商品返品・交換について〉 ※不良品・ご注文商品と異なる商品が届いた場合は、商品到着後7日以内に、「お問い合わせフォーム」よりご連絡下さい。 弊社基準による良品、又は代替品との交換、在庫切れ等弊社が応じられない場合は、相当金額を返金いたします。返送、再送にかかる送料は、弊社が負担いたします。 ※原則として、お客様のご都合による購入商品の返品・交換はお受けできません。 ※初期不良に伴う交換は原則未使用に限り、商品ご到着から7日までとさせていただきます。また、ご到着後7日以内であっても、使用感の認められる商品についての交換はできかねます。ブラインド商品など、開封しないと状態がわからない商品に関しては、画像をお送りいただき判断させていただきます。 ※大量生産による若干の個体差（製品イメージを大きく損なわない程度の塗装ムラ・微細なキズ・縫製など）に関しましては交換対象外となります。 ※外袋、外箱につきましては、商品の梱包材となりますため、本体に影響を及ぼすような凹み、破損を除き、汚れや傷などでの交換は出来かねます。 ※交換対応につきましては、お客様の主観では無く、弊社にて不良の判断を行なうものであることをご理解ください。
¥2,640
なりきりフードタオル（C）キングギド
ラ 【ゴジラ迎撃作戦】
---------- ■商品詳細 [サイズ] ?約1170×500mm [素材] ?綿100％ ---------- ▼ご購入前にご確認ください。▼ ‾‾‾‾‾‾‾‾‾‾‾‾‾‾‾ 〈発送目安〉 ご注文日より5日〜10日 （コンビニ決済/銀行振込の場合はご入金の確認日から5〜10日程度が発送目安となります） ※発送目安の期間内における発送日の個別のお問い合わせにはお応え致しかねます。 ※異なる注文IDの商品を一括で梱包・発送することは対応いたしかねます。ご了承ください。 ※配送業者のご指定は受けたまわっておりません。 ※配送日時のご希望に関しましては可能な範囲で対応させていただきます。ご注文状況に応じて対応ができない場合もごさいますので予めご了承ください。 ご注文時の備考欄に「日付指定希望」「ご希望の日時」をご記載ください。 ※商品発送後の住所変更は行っておりません。ご自身配送業者へご連絡をお願いいたします。 ※プレゼント梱包やラッピングは行っておりません。 〈注意事項〉 ※表示価格は税込みです。 ※商品画像はイメージです。実際の商品の色・デザインとは異なる場合がございます。 ※商品価格・デザイン・仕様・発送日など諸般の事情により、予告なく変更・延期・中止する場合がございます。 ※ご注文後、お客様のご都合によるキャンセル・交換はお受けいたしかねます。 ※在庫に関するお問い合わせ（現在の在庫数や入荷予定等）にはご対応いたしかねます。 ※商品のお届け先は日本国内のみです。 ※商品の第三者への転売やオークションでの出品・転売を固く禁止致します。転売等のトラブルに関しては、一切責任は負いかねます。 〈商品返品・交換について〉 ※不良品・ご注文商品と異なる商品が届いた場合は、商品到着後7日以内に、「お問い合わせフォーム」よりご連絡下さい。 弊社基準による良品、又は代替品との交換、在庫切れ等弊社が応じられない場合は、相当金額を返金いたします。返送、再送にかかる送料は、弊社が負担いたします。 ※原則として、お客様のご都合による購入商品の返品・交換はお受けできません。 ※初期不良に伴う交換は原則未使用に限り、商品ご到着から7日までとさせていただきます。また、ご到着後7日以内であっても、使用感の認められる商品についての交換はできかねます。ブラインド商品など、開封しないと状態がわからない商品に関しては、画像をお送りいただき判断させていただきます。 ※大量生産による若干の個体差（製品イメージを大きく損なわない程度の塗装ムラ・微細なキズ・縫製など）に関しましては交換対象外となります。 ※外袋、外箱につきましては、商品の梱包材となりますため、本体に影響を及ぼすような凹み、破損を除き、汚れや傷などでの交換は出来かねます。 ※交換対応につきましては、お客様の主観では無く、弊社にて不良の判断を行なうものであることをご理解ください。
¥5,280
なりきりキャップ（C）キングギドラ
【ゴジラ迎撃作戦】
---------- ■商品詳細 [サイズ] ?約56cm [素材] ?綿、ポリエステル ---------- ▼ご購入前にご確認ください。▼ ‾‾‾‾‾‾‾‾‾‾‾‾‾‾‾ 〈発送目安〉 ご注文日より5日〜10日 （コンビニ決済/銀行振込の場合はご入金の確認日から5〜10日程度が発送目安となります） ※発送目安の期間内における発送日の個別のお問い合わせにはお応え致しかねます。 ※異なる注文IDの商品を一括で梱包・発送することは対応いたしかねます。ご了承ください。 ※配送業者のご指定は受けたまわっておりません。 ※配送日時のご希望に関しましては可能な範囲で対応させていただきます。ご注文状況に応じて対応ができない場合もごさいますので予めご了承ください。 ご注文時の備考欄に「日付指定希望」「ご希望の日時」をご記載ください。 ※商品発送後の住所変更は行っておりません。ご自身配送業者へご連絡をお願いいたします。 ※プレゼント梱包やラッピングは行っておりません。 〈注意事項〉 ※表示価格は税込みです。 ※商品画像はイメージです。実際の商品の色・デザインとは異なる場合がございます。 ※商品価格・デザイン・仕様・発送日など諸般の事情により、予告なく変更・延期・中止する場合がございます。 ※ご注文後、お客様のご都合によるキャンセル・交換はお受けいたしかねます。 ※在庫に関するお問い合わせ（現在の在庫数や入荷予定等）にはご対応いたしかねます。 ※商品のお届け先は日本国内のみです。 ※商品の第三者への転売やオークションでの出品・転売を固く禁止致します。転売等のトラブルに関しては、一切責任は負いかねます。 〈商品返品・交換について〉 ※不良品・ご注文商品と異なる商品が届いた場合は、商品到着後7日以内に、「お問い合わせフォーム」よりご連絡下さい。 弊社基準による良品、又は代替品との交換、在庫切れ等弊社が応じられない場合は、相当金額を返金いたします。返送、再送にかかる送料は、弊社が負担いたします。 ※原則として、お客様のご都合による購入商品の返品・交換はお受けできません。 ※初期不良に伴う交換は原則未使用に限り、商品ご到着から7日までとさせていただきます。また、ご到着後7日以内であっても、使用感の認められる商品についての交換はできかねます。ブラインド商品など、開封しないと状態がわからない商品に関しては、画像をお送りいただき判断させていただきます。 ※大量生産による若干の個体差（製品イメージを大きく損なわない程度の塗装ムラ・微細なキズ・縫製など）に関しましては交換対象外となります。 ※外袋、外箱につきましては、商品の梱包材となりますため、本体に影響を及ぼすような凹み、破損を除き、汚れや傷などでの交換は出来かねます。 ※交換対応につきましては、お客様の主観では無く、弊社にて不良の判断を行なうものであることをご理解ください。
¥4,290
なりきりカチューシャ（C）キングギド
ラ 【ゴジラ迎撃作戦】
---------- ■商品詳細 [素材] ?本体：ABS／その他：ポリエステル ---------- ▼ご購入前にご確認ください。▼ ‾‾‾‾‾‾‾‾‾‾‾‾‾‾‾ 〈発送目安〉 ご注文日より5日〜10日 （コンビニ決済/銀行振込の場合はご入金の確認日から5〜10日程度が発送目安となります） ※発送目安の期間内における発送日の個別のお問い合わせにはお応え致しかねます。 ※異なる注文IDの商品を一括で梱包・発送することは対応いたしかねます。ご了承ください。 ※配送業者のご指定は受けたまわっておりません。 ※配送日時のご希望に関しましては可能な範囲で対応させていただきます。ご注文状況に応じて対応ができない場合もごさいますので予めご了承ください。 ご注文時の備考欄に「日付指定希望」「ご希望の日時」をご記載ください。 ※商品発送後の住所変更は行っておりません。ご自身配送業者へご連絡をお願いいたします。 ※プレゼント梱包やラッピングは行っておりません。 〈注意事項〉 ※表示価格は税込みです。 ※商品画像はイメージです。実際の商品の色・デザインとは異なる場合がございます。 ※商品価格・デザイン・仕様・発送日など諸般の事情により、予告なく変更・延期・中止する場合がございます。 ※ご注文後、お客様のご都合によるキャンセル・交換はお受けいたしかねます。 ※在庫に関するお問い合わせ（現在の在庫数や入荷予定等）にはご対応いたしかねます。 ※商品のお届け先は日本国内のみです。 ※商品の第三者への転売やオークションでの出品・転売を固く禁止致します。転売等のトラブルに関しては、一切責任は負いかねます。 〈商品返品・交換について〉 ※不良品・ご注文商品と異なる商品が届いた場合は、商品到着後7日以内に、「お問い合わせフォーム」よりご連絡下さい。 弊社基準による良品、又は代替品との交換、在庫切れ等弊社が応じられない場合は、相当金額を返金いたします。返送、再送にかかる送料は、弊社が負担いたします。 ※原則として、お客様のご都合による購入商品の返品・交換はお受けできません。 ※初期不良に伴う交換は原則未使用に限り、商品ご到着から7日までとさせていただきます。また、ご到着後7日以内であっても、使用感の認められる商品についての交換はできかねます。ブラインド商品など、開封しないと状態がわからない商品に関しては、画像をお送りいただき判断させていただきます。 ※大量生産による若干の個体差（製品イメージを大きく損なわない程度の塗装ムラ・微細なキズ・縫製など）に関しましては交換対象外となります。 ※外袋、外箱につきましては、商品の梱包材となりますため、本体に影響を及ぼすような凹み、破損を除き、汚れや傷などでの交換は出来かねます。 ※交換対応につきましては、お客様の主観では無く、弊社にて不良の判断を行なうものであることをご理解ください。
¥2,640
アクリルヘアピン（全4種）
【NARUTO&BORUTO 忍里】
★★表示されている画像はサンプルです。 下の「種類」からご希望の商品を選択後、「カートに入れる」を押してください。★★ 商品画像2枚目：ナルト 3枚目：サスケ 4枚目：カカシ 5枚目：我愛羅 ---------- ■商品詳細 [サイズ] ?アクリル部分：約W20×H20mm ?全長：約40mm [素材] ?アクリル、鉄 ---------- ★グッズ購入ノベルティ★ 【NARUTO＆BORUTO 忍里】コラボグッズを購入していただいた方限定、税込2,000円毎にオリジナルクリアポストカード（全5種）をランダムで1枚プレゼント！ 特典カードのデザインはこちら→https://shop.nijigennomori.com/blog/2023/11/20/064117 ※対象商品の合計金額が税込2,000円ごとに1枚ずつのお渡しです。 （税込2,000円→1枚、税込4,000円→2枚、・・・） ※別々のご注文の金額を合算して特典をお渡しすることはできません。 ※【NARUTO＆BORUTO 忍里】のコラボグッズのみ対象です。その他商品の金額は【NARUTO＆BORUTO 忍里】の特典対象には含まれませんのでお気をつけください。 ※送料は特典の対象金額に含まれません。 ※絵柄はお選びいただけません。また、ランダムの都合上、同じ絵柄が続けて出る場合がございます。 ※こちらの特典はご購入商品と一緒の箱に梱包してお届けいたします。 ▼ご購入前にご確認ください。▼ ‾‾‾‾‾‾‾‾‾‾‾‾‾‾‾ 〈発送目安〉 ご注文日より5日〜10日 （コンビニ決済/銀行振込の場合はご入金の確認日から5〜10日程度が発送目安となります） ※発送目安の期間内における発送日の個別のお問い合わせにはお応え致しかねます。 ※異なる注文IDの商品を一括で梱包・発送することは対応いたしかねます。ご了承ください。 ※配送業者のご指定は受けたまわっておりません。 ※配送日時のご希望に関しましては可能な範囲で対応させていただきます。ご注文状況に応じて対応ができない場合もごさいますので予めご了承ください。 ご注文時の備考欄に「日付指定希望」「ご希望の日時」をご記載ください。 ※商品発送後の住所変更は行っておりません。ご自身配送業者へご連絡をお願いいたします。 ※プレゼント梱包やラッピングは行っておりません。 〈注意事項〉 ※表示価格は税込みです。 ※商品画像はイメージです。実際の商品の色・デザインとは異なる場合がございます。 ※商品価格・デザイン・仕様・発送日など諸般の事情により、予告なく変更・延期・中止する場合がございます。 ※ご注文後、お客様のご都合によるキャンセル・交換はお受けいたしかねます。 ※在庫に関するお問い合わせ（現在の在庫数や入荷予定等）にはご対応いたしかねます。 ※商品のお届け先は日本国内のみです。 ※商品の第三者への転売やオークションでの出品・転売を固く禁止致します。転売等のトラブルに関しては、一切責任は負いかねます。 〈商品返品・交換について〉 ※不良品・ご注文商品と異なる商品が届いた場合は、商品到着後7日以内に、「お問い合わせフォーム」よりご連絡下さい。 弊社基準による良品、又は代替品との交換、在庫切れ等弊社が応じられない場合は、相当金額を返金いたします。返送、再送にかかる送料は、弊社が負担いたします。 ※原則として、お客様のご都合による購入商品の返品・交換はお受けできません。 ※初期不良に伴う交換は原則未使用に限り、商品ご到着から7日までとさせていただきます。また、ご到着後7日以内であっても、使用感の認められる商品についての交換はできかねます。ブラインド商品など、開封しないと状態がわからない商品に関しては、画像をお送りいただき判断させていただきます。 ※大量生産による若干の個体差（製品イメージを大きく損なわない程度の塗装ムラ・微細なキズ・縫製など）に関しましては交換対象外となります。 ※外袋、外箱につきましては、商品の梱包材となりますため、本体に影響を及ぼすような凹み、破損を除き、汚れや傷などでの交換は出来かねます。 ※交換対応につきましては、お客様の主観では無く、弊社にて不良の判断を行なうものであることをご理解ください。
¥880